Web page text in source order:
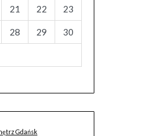
21 22 23
28 29 30
Gdańsk